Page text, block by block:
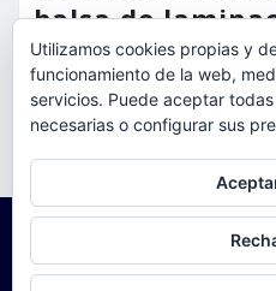
balsa de
lluvias
torrent al dia
Utilizamos cookies propias y
funcionamiento de la web,
servicios. Puede aceptar
necesarias o configurar sus
Para obtener más información,